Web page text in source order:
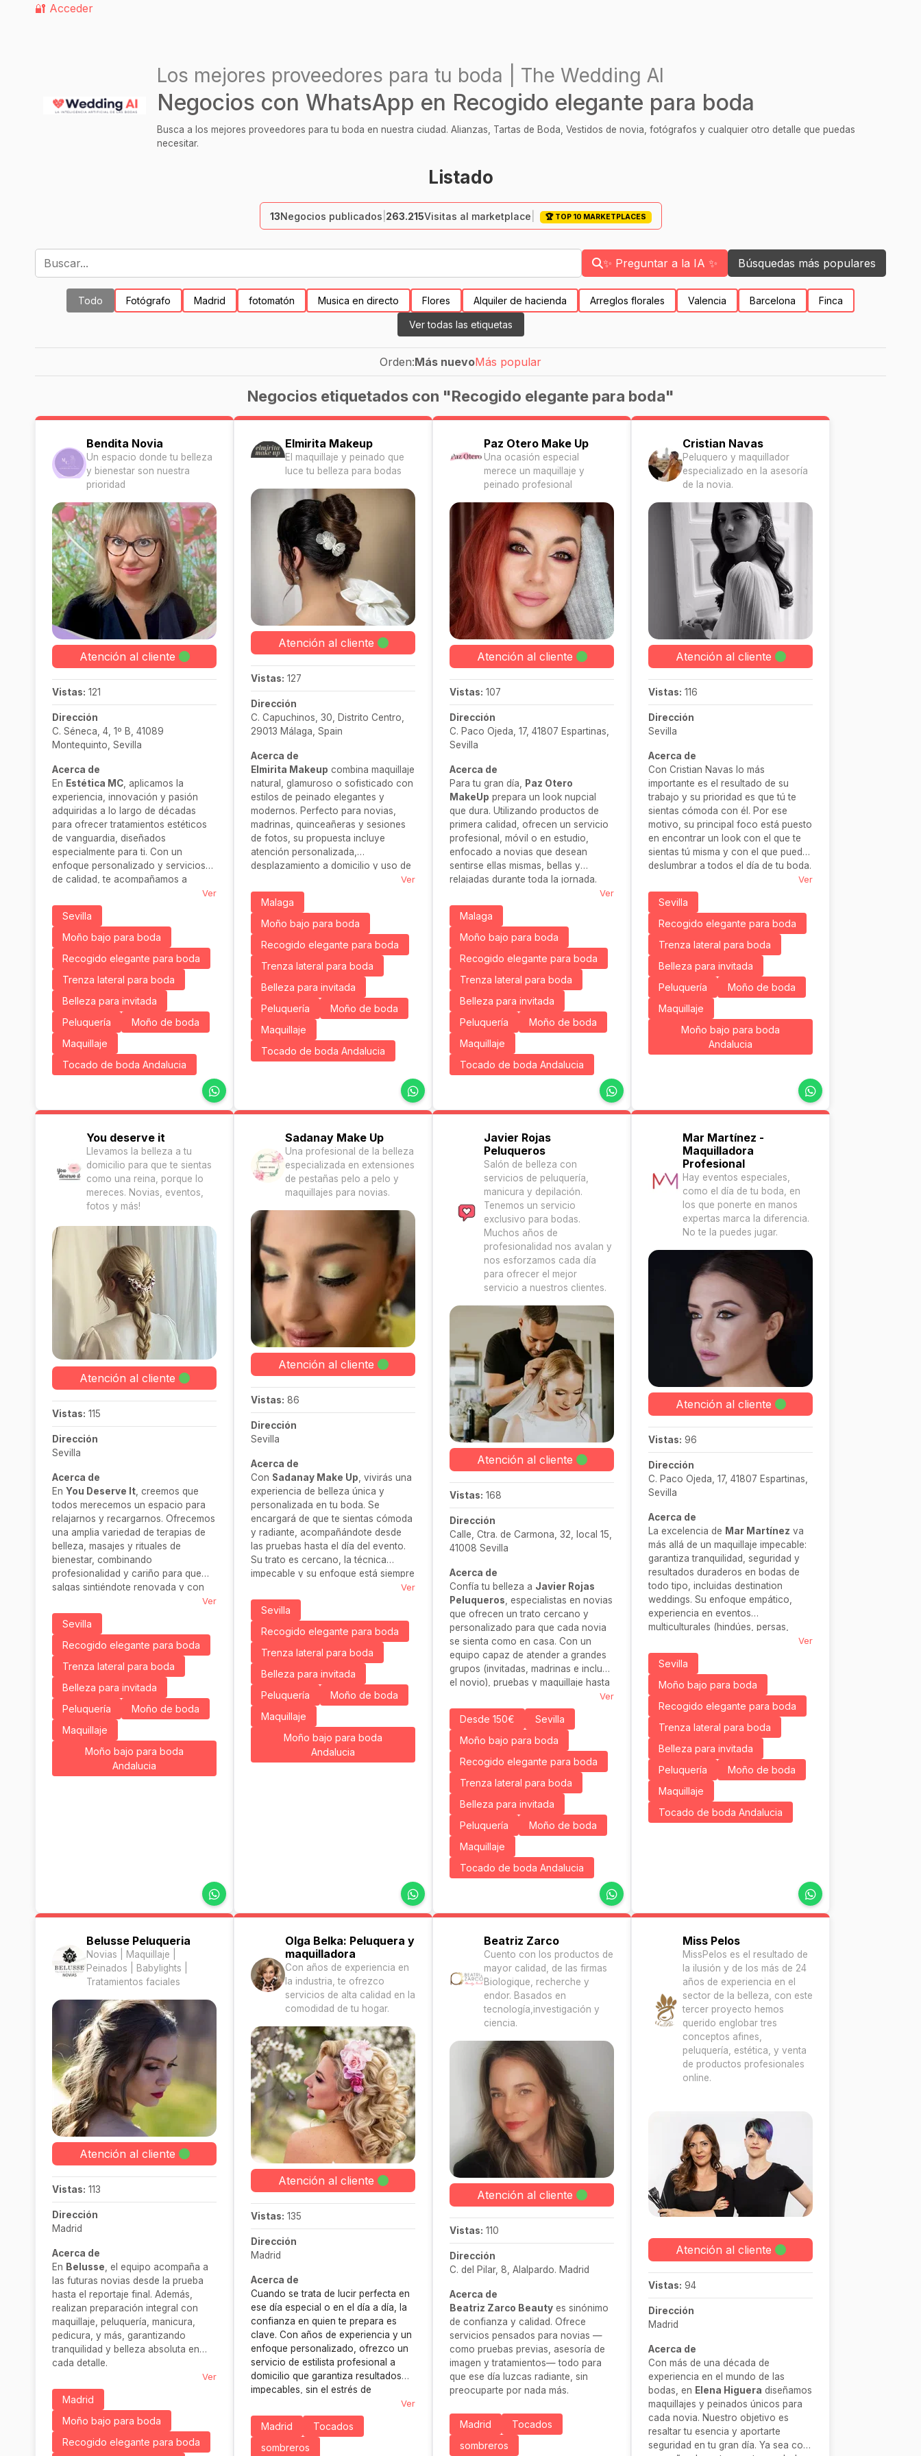
🔐 Acceder
Los mejores proveedores para tu boda | The Wedding AI
Negocios con WhatsApp en Recogido elegante para boda
Busca a los mejores proveedores para tu boda en nuestra ciudad. Alianzas, Tartas de Boda, Vestidos de novia, fotógrafos y cualquier otro detalle que puedas
necesitar.
Listado
13Negocios publicados 263.215Visitas al marketplace 🏆 TOP 10 MARKETPLACES
✨ Preguntar a la IA ✨ Búsquedas más populares
Todo Fotógrafo Madrid fotomatón Musica en directo Flores Alquiler de hacienda Arreglos florales Valencia Barcelona Finca
Ver todas las etiquetas
Orden:Más nuevoMás popular
Negocios etiquetados con "Recogido elegante para boda"
Bendita Novia
Un espacio donde tu belleza
y bienestar son nuestra
prioridad
Atención al cliente
Vistas: 121
Dirección
C. Séneca, 4, 1º B, 41089
Montequinto, Sevilla
Acerca de
En Estética MC , aplicamos la
experiencia, innovación y pasión
adquiridas a lo largo de décadas
para ofrecer tratamientos estéticos
de vanguardia, diseñados
especialmente para ti. Con un
enfoque personalizado y servicios
de calidad, te acompañamos a
naturalidad y elegancia.
Ver
Sevilla
Moño bajo para boda
Recogido elegante para boda
Trenza lateral para boda
Belleza para invitada
Peluquería
Moño de boda
Maquillaje
Tocado de boda Andalucia
Elmirita Makeup
El maquillaje y peinado que
luce tu belleza para bodas
Atención al cliente
Vistas: 127
Dirección
C. Capuchinos, 30, Distrito Centro,
29013 Málaga, Spain
Acerca de
Elmirita Makeup combina maquillaje
natural, glamuroso o sofisticado con
estilos de peinado elegantes y
modernos. Perfecto para novias,
madrinas, quinceañeras y sesiones
de fotos, su propuesta incluye
atención personalizada,
desplazamiento a domicilio y uso de
cosmética premium. Una opción ideal
para celebrar con estilo y
tranquilidad.
Ver
Malaga
Moño bajo para boda
Recogido elegante para boda
Trenza lateral para boda
Belleza para invitada
Peluquería
Moño de boda
Maquillaje
Tocado de boda Andalucia
Paz Otero Make Up
Una ocasión especial
merece un maquillaje y
peinado profesional
Atención al cliente
Vistas: 107
Dirección
C. Paco Ojeda, 17, 41807 Espartinas,
Sevilla
Acerca de
Para tu gran día,
Paz Otero
MakeUp prepara un look nupcial
que dura. Utilizando productos de
primera calidad, ofrecen un servicio
profesional, móvil o en estudio,
enfocado a novias que desean
sentirse ellas mismas, bellas y
relajadas durante toda la jornada.
Ver
Malaga
Moño bajo para boda
Recogido elegante para boda
Trenza lateral para boda
Belleza para invitada
Peluquería
Moño de boda
Maquillaje
Tocado de boda Andalucia
Cristian Navas
Peluquero y maquillador
especializado en la asesoría
de la novia.
Atención al cliente
Vistas: 116
Dirección
Sevilla
Acerca de
Con Cristian Navas lo más
importante es el resultado de su
trabajo y su prioridad es que tú te
sientas cómoda con él. Por ese
motivo, su principal foco está puesto
en encontrar un look con el que te
sientas tú misma y con el que puedas
deslumbrar a todos el día de tu boda.
Ver
Sevilla
Recogido elegante para boda
Trenza lateral para boda
Belleza para invitada
Peluquería
Moño de boda
Maquillaje
Moño bajo para boda
Andalucia
You deserve it
Llevamos la belleza a tu
domicilio para que te sientas
como una reina, porque lo
mereces. Novias, eventos,
fotos y más!
Atención al cliente
Vistas: 115
Dirección
Sevilla
Acerca de
En You Deserve It , creemos que
todos merecemos un espacio para
relajarnos y recargarnos. Ofrecemos
una amplia variedad de terapias de
belleza, masajes y rituales de
bienestar, combinando
profesionalidad y cariño para que
salgas sintiéndote renovada y con
Ver
Sevilla
Recogido elegante para boda
Trenza lateral para boda
Belleza para invitada
Peluquería
Moño de boda
Maquillaje
Moño bajo para boda
Andalucia
Sadanay Make Up
Una profesional de la belleza
especializada en extensiones
de pestañas pelo a pelo y
maquillajes para novias.
Atención al cliente
Vistas: 86
Dirección
Sevilla
Acerca de
Con Sadanay Make Up , vivirás una
experiencia de belleza única y
personalizada en tu boda. Se
encargará de que te sientas cómoda
y radiante, acompañándote desde
las pruebas hasta el día del evento.
Su trato es cercano, la técnica
impecable y su enfoque está siempre
en que resaltes de forma natural y
elegante
Ver
Sevilla
Recogido elegante para boda
Trenza lateral para boda
Belleza para invitada
Peluquería
Moño de boda
Maquillaje
Moño bajo para boda
Andalucia
Javier Rojas
Peluqueros
Salón de belleza con
servicios de peluquería,
manicura y depilación.
Tenemos un servicio
exclusivo para bodas.
Muchos años de
profesionalidad nos avalan y
nos esforzamos cada día
para ofrecer el mejor
servicio a nuestros clientes.
Atención al cliente
Vistas: 168
Dirección
Calle, Ctra. de Carmona, 32, local 15,
41008 Sevilla
Acerca de
Confía tu belleza a Javier Rojas
Peluqueros , especialistas en novias
que ofrecen un trato cercano y
personalizado para que cada novia
se sienta como en casa. Con un
equipo capaz de atender a grandes
grupos (invitadas, madrinas e incluso
el novio), pruebas y maquillaje hasta
aseguran un día sin estrés y con
resultados impecables.
Ver
Desde 150€
Sevilla
Moño bajo para boda
Recogido elegante para boda
Trenza lateral para boda
Belleza para invitada
Peluquería
Moño de boda
Maquillaje
Tocado de boda Andalucia
Mar Martínez -
Maquilladora
Profesional
Hay eventos especiales,
como el día de tu boda, en
los que ponerte en manos
expertas marca la diferencia.
No te la puedes jugar.
Atención al cliente
Vistas: 96
Dirección
C. Paco Ojeda, 17, 41807 Espartinas,
Sevilla
Acerca de
La excelencia de Mar Martínez va
más allá de un maquillaje impecable:
garantiza tranquilidad, seguridad y
resultados duraderos en bodas de
todo tipo, incluidas destination
weddings. Su enfoque empático,
experiencia en eventos
multiculturales (hindúes, persas,
judíos) y dedicación absoluta hacen
que novias e invitadas se sientan
auténticas protagonistas, sin
preocupaciones
Ver
Sevilla
Moño bajo para boda
Recogido elegante para boda
Trenza lateral para boda
Belleza para invitada
Peluquería
Moño de boda
Maquillaje
Tocado de boda Andalucia
Belusse Peluqueria
Novias | Maquillaje |
Peinados | Babylights |
Tratamientos faciales
Atención al cliente
Vistas: 113
Dirección
Madrid
Acerca de
En Belusse , el equipo acompaña a
las futuras novias desde la prueba
hasta el reportaje final. Además,
realizan preparación integral con
maquillaje, peluquería, manicura,
pedicura, y más, garantizando
tranquilidad y belleza absoluta en
cada detalle.
Ver
Madrid
Moño bajo para boda
Recogido elegante para boda
Olga Belka: Peluquera y
maquilladora
Con años de experiencia en
la industria, te ofrezco
servicios de alta calidad en la
comodidad de tu hogar.
Atención al cliente
Vistas: 135
Dirección
Madrid
Acerca de
Cuando se trata de lucir perfecta en
ese día especial o en el día a día, la
confianza en quien te prepara es
clave. Con años de experiencia y un
enfoque personalizado, ofrezco un
servicio de estilista profesional a
domicilio que garantiza resultados
impecables, sin el estrés de
última hora. Te ayudo a encontrar el
look perfecto, adaptado a tus gustos
y necesidades.
Ver
Madrid
Tocados
sombreros
Beatriz Zarco
Cuento con los productos de
mayor calidad, de las firmas
Biologique, recherche y
endor. Basados en
tecnología,investigación y
ciencia.
Atención al cliente
Vistas: 110
Dirección
C. del Pilar, 8, Alalpardo. Madrid
Acerca de
Beatriz Zarco Beauty es sinónimo
de confianza y calidad. Ofrece
servicios pensados para novias —
como pruebas previas, asesoría de
imagen y tratamientos— todo para
que ese día luzcas radiante, sin
preocuparte por nada más.
Madrid
Tocados
sombreros
Miss Pelos
MissPelos es el resultado de
la ilusión y de los más de 24
años de experiencia en el
sector de la belleza, con este
tercer proyecto hemos
querido englobar tres
conceptos afines,
peluquería, estética, y venta
de productos profesionales
online.
Atención al cliente
Vistas: 94
Dirección
Madrid
Acerca de
Con más de una década de
experiencia en el mundo de las
bodas, en Elena Higuera diseñamos
maquillajes y peinados únicos para
cada novia. Nuestro objetivo es
resaltar tu esencia y aportarte
seguridad en tu gran día. Ya sea con